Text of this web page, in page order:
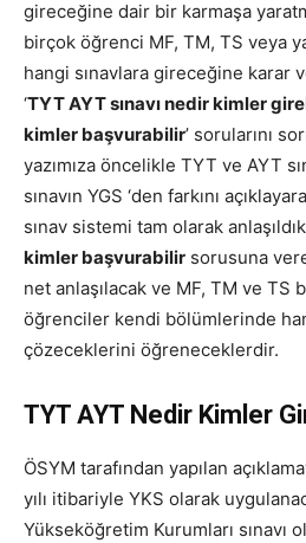
gireceğine dair bir karmaşa
birçok öğrenci MF, TM, TS veya
hangi sınavlara gireceğine karar
‘TYT AYT sınavı nedir kimler
kimler başvurabilir’ sorularını
yazımıza öncelikle TYT ve AYT
sınavın YGS ‘den farkını
sınav sistemi tam olarak
kimler başvurabilir sorusuna
net anlaşılacak ve MF, TM ve TS
öğrenciler kendi bölümlerinde
çözeceklerini öğreneceklerdir.
TYT AYT Nedir Kimler
ÖSYM tarafından yapılan
yılı itibariyle YKS olarak
Yükseköğretim Kurumları sınavı